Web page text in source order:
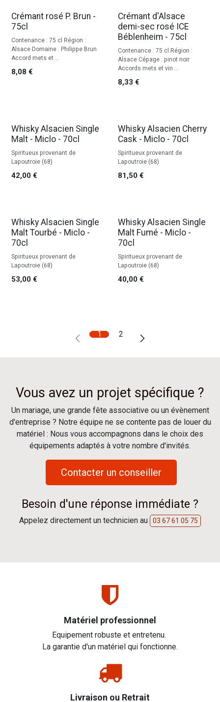
Crémant rosé P. Brun -
75cl
Contenance : 75 cl Région :
Alsace Domaine : Philippe Brun
Accord mets et ...
8,08 €
Crémant d'Alsace
demi-sec rosé ICE
Béblenheim - 75cl
Contenance : 75 cl Région :
Alsace Cépage : pinot noir
Accords mets et vin ...
8,33 €
Whisky Alsacien Single
Malt - Miclo - 70cl
Spiritueux provenant de
Lapoutroie (68)
42,00 €
Whisky Alsacien Cherry
Cask - Miclo - 70cl
Spiritueux provenant de
Lapoutroie (68)
81,50€
Whisky Alsacien Single
Malt Tourbé - Miclo -
70cl
Spiritueux provenant de
Lapoutroie (68)
53,00 €
Whisky Alsacien Single
Malt Fumé - Miclo -
70cl
Spiritueux provenant de
Lapoutroie (68)
40,00€
1 2
Vous avez un projet spécifique ?
Un mariage, une grande fête associative ou un évènement
d'entreprise ? Notre équipe ne se contente pas de louer du
matériel : Nous vous accompagnons dans le choix des
équipements adaptés à votre nombre d'invités.
Contacter un conseiller
Besoin d'une réponse immédiate ?
Appelez directement un technicien au 03 67 61 05 75
Matériel professionnel
Equipement robuste et entretenu.
La garantie d'un matériel qui fonctionne.
Livraison ou Retrait